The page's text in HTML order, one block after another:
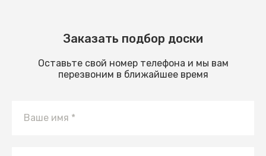
Заказать подбор доски
Оставьте свой номер телефона и мы вам
перезвоним в ближайшее время